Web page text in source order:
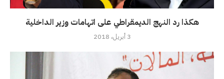
هكذا رد النهج الديمقراطي على اتهامات وزير الداخلية
3 أبريل، 2018